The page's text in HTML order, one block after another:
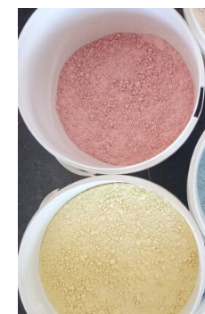
portata
vassoi
ceramica
per
alimenti:
cosa
comprare
per
iniziare
davvero